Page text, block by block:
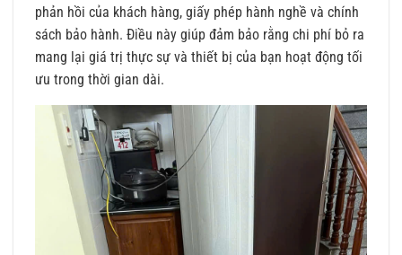
phản hồi của khách hàng, giấy phép hành nghề và chính
sách bảo hành. Điều này giúp đảm bảo rằng chi phí bỏ ra
mang lại giá trị thực sự và thiết bị của bạn hoạt động tối
ưu trong thời gian dài.